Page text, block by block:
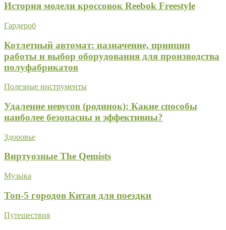
История модели кроссовок Reebok Freestyle
Гардероб
Котлетный автомат: назначение, принцип
работы и выбор оборудования для производства
полуфабрикатов
Полезные инструменты
Удаление невусов (родинок): Какие способы
наиболее безопасны и эффективны?
Здоровье
Виртуозные The Qemists
Музыка
Топ-5 городов Китая для поездки
Путешествия